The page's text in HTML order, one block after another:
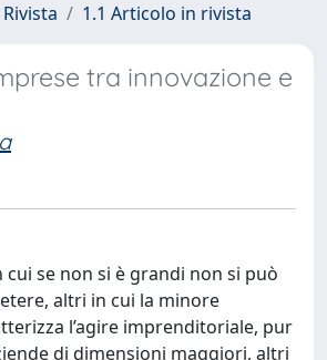
1.1 Articolo in rivista
tra innovazione e
cui se non si è grandi non si può
altri in cui la minore
l’agire imprenditoriale, pur
di dimensioni maggiori, altri